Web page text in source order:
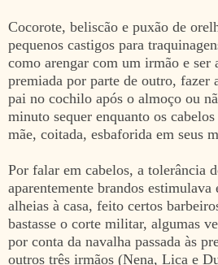
Cocorote, beliscão e puxão de
pequenos castigos para
como arengar com um irmão e ser
premiada por parte de outro, fazer
pai no cochilo após o almoço ou
minuto sequer enquanto os
mãe, coitada, esbaforida em seus
Por falar em cabelos, a tolerância
aparentemente brandos estimulava
alheias à casa, feito certos
bastasse o corte militar, algumas
por conta da navalha passada às
outros três irmãos (Nena, Lica e